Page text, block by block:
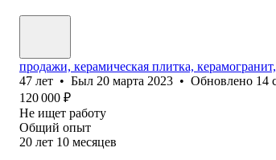
продажи, керамическая плитка,
47 лет • Был 20 марта 2023 • Обновлено 14
120 000 ₽
Не ищет работу
Общий опыт
20 лет 10 месяцев